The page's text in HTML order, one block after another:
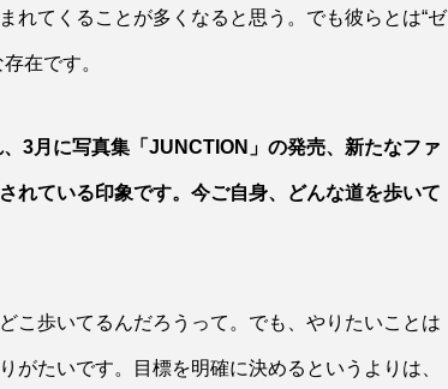
れてくることが多くなると思う。でも彼らとは“ゼ
在です。
3月に写真集「JUNCTION」の発売、新たなファ
れている印象です。今ご自身、どんな道を歩いて
こ歩いてるんだろうって。でも、やりたいことは
がたいです。目標を明確に決めるというよりは、